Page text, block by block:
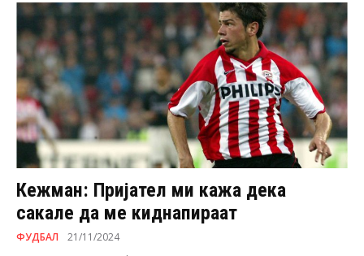
Кежман: Пријател ми кажа дека
сакале да ме киднапираат
ФУДБАЛ 21/11/2024